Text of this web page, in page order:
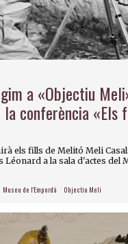
a «Objectiu
conferència «Els
els fills de Melitó Meli
Léonard a la sala d'actes del
Museu de l'Empordà Objectiu Meli